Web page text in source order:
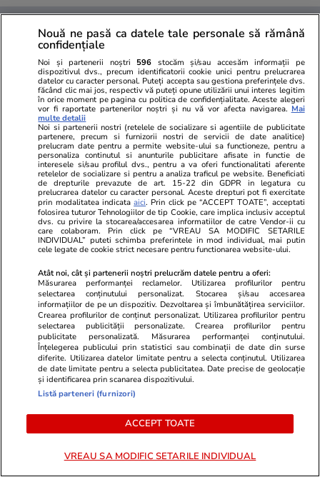
Wowbiz.ro
Cum arată fiul Mădălinei Manole
la 17 ani! Fratele regretatei
artiste a publicat o fotografie în
premieră cu Petru Mircea Jr.
Redactia.ro
Doliu uriaș
Kevin
Balonului
de ani,
POLITIC
Politică 21:18
Mesajul lui Nicușor Dan pentru
Andy Burnham, noul prim-
ministru al Marii Britanii: „Peste
un milion de români rămân o
punte esențială”
Nouă ne pasă ca datele tale personale să rămână
confidențiale
Noi și partenerii noștri 596 stocăm și/sau accesăm informații pe
dispozitivul dvs., precum identificatorii cookie unici pentru prelucrarea
datelor cu caracter personal. Puteți accepta sau gestiona preferințele dvs.
făcând clic mai jos, respectiv vă puteți opune utilizării unui interes legitim
în orice moment pe pagina cu politica de confidențialitate. Aceste alegeri
vor fi raportate partenerilor noștri și nu vă vor afecta navigarea. Mai
multe detalii
Noi si partenerii nostri (retelele de socializare si agentiile de publicitate
partenere, precum si furnizorii nostri de servicii de date analitice)
prelucram date pentru a permite website-ului sa functioneze, pentru a
personaliza continutul si anunturile publicitare afisate in functie de
interesele si/sau profilul dvs., pentru a va oferi functionalitati aferente
retelelor de socializare si pentru a analiza traficul pe website. Beneficiati
de drepturile prevazute de art. 15-22 din GDPR in legatura cu
prelucrarea datelor cu caracter personal. Aceste drepturi pot fi exercitate
prin modalitatea indicataaici. Prin click pe “ACCEPT TOATE”, acceptati
folosirea tuturor Tehnologiilor de tip Cookie, care implica inclusiv acceptul
dvs. cu privire la stocarea/accesarea informatiilor de catre Vendor-ii cu
care colaboram. Prin click pe “VREAU SA MODIFIC SETARILE
INDIVIDUAL” puteti schimba preferintele in mod individual, mai putin
cele legate de cookie strict necesare pentru functionarea website-ului.
Atât noi, cât și partenerii noștri prelucrăm datele pentru a oferi:
Măsurarea performanței reclamelor. Utilizarea profilurilor pentru
selectarea conținutului personalizat. Stocarea și/sau accesarea
informațiilor de pe un dispozitiv. Dezvoltarea și îmbunătățirea serviciilor.
Crearea profilurilor de conținut personalizat. Utilizarea profilurilor pentru
selectarea publicității personalizate. Crearea profilurilor pentru
publicitate personalizată. Măsurarea performanței conținutului.
Înțelegerea publicului prin statistici sau combinații de date din surse
diferite. Utilizarea datelor limitate pentru a selecta conținutul. Utilizarea
de date limitate pentru a selecta publicitatea. Date precise de geolocație
și identificarea prin scanarea dispozitivului.
Listă parteneri (furnizori)
ACCEPT TOATE
VREAU SA MODIFIC SETARILE INDIVIDUAL